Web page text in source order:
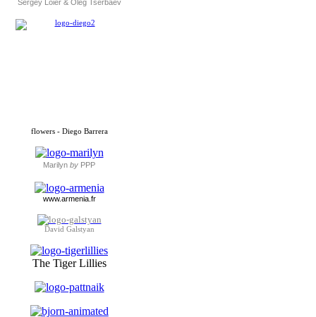
Sergey Loier & Oleg Tserbaev
flowers - Diego Barrera
Marilyn by PPP
www.armenia.fr
David Galstyan
The Tiger Lillies